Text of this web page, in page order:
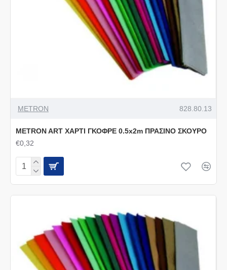
METRON 828.80.13
METRON ART ΧΑΡΤΙ ΓΚΟΦΡΕ 0.5x2m ΠΡΑΣΙΝΟ ΣΚΟΥΡΟ
€0,32